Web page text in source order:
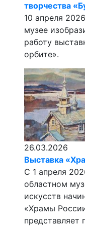
творчества
10 апреля
музее
работу
орбите».
26.03.2026
Выставка
С 1 апреля
областном
искусств
«Храмы
представляет